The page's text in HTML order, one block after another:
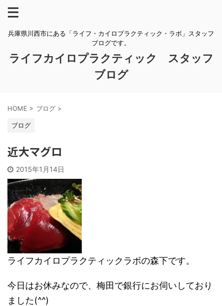
兵庫県川西市にある「ライフ・カイロプラクティック・ラボ」スタッフ
ブログです。
ライフカイロプラクティック スタッフ
ブログ
HOME > ブログ >
ブログ
近大マグロ
2015年1月14日
ライフカイロプラクティックラボの森下です。
今日はお休みなので、梅田で銀行にお伺いしており
ました(^^)